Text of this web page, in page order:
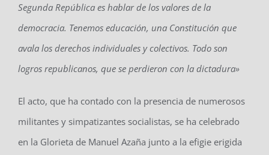
Segunda República es hablar de los valores de la
democracia. Tenemos educación, una Constitución que
avala los derechos individuales y colectivos. Todo son
logros republicanos, que se perdieron con la dictadura»
El acto, que ha contado con la presencia de numerosos
militantes y simpatizantes socialistas, se ha celebrado
en la Glorieta de Manuel Azaña junto a la efigie erigida